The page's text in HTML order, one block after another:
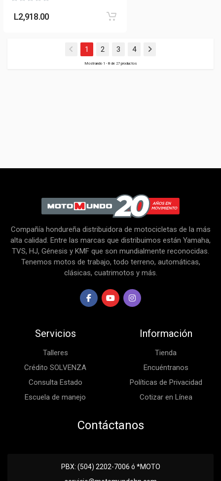
L2,918.00
1 (current)
2 3 4
Mostrando 1 - 8 de 27 productos
Compañía hondureña distribuidora de motocicletas de la más
alta calidad. Entre las marcas que distribuimos están Yamaha,
TVS, HJ, Génesis y KMF que son mundialmente reconocidas.
Tenemos motos de trabajo, todo terreno, automáticas,
clásicas, cuatrimotos y más.
Servicios
Talleres
Crédito SOLVENZA
Consulta Estado
Escuela de manejo
Información
Tienda
Encuéntranos
Políticas de Privacidad
Cotizar en Línea
Contáctanos
PBX: (504) 2202-7006 ó *MOTO